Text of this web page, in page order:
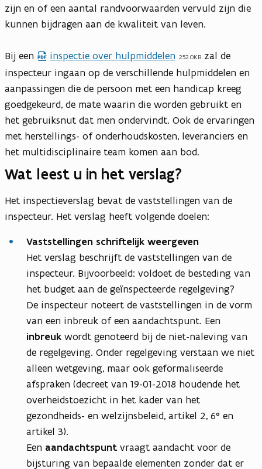
zijn en of een aantal randvoorwaarden vervuld zijn die
kunnen bijdragen aan de kwaliteit van leven.
Bij een inspectie over hulpmiddelen 252.0KB zal de
inspecteur ingaan op de verschillende hulpmiddelen en
aanpassingen die de persoon met een handicap kreeg
goedgekeurd, de mate waarin die worden gebruikt en
het gebruiksnut dat men ondervindt. Ook de ervaringen
met herstellings- of onderhoudskosten, leveranciers en
het multidisciplinaire team komen aan bod.
Wat leest u in het verslag?
Het inspectieverslag bevat de vaststellingen van de
inspecteur. Het verslag heeft volgende doelen:
Vaststellingen schriftelijk weergeven
Het verslag beschrijft de vaststellingen van de
inspecteur. Bijvoorbeeld: voldoet de besteding van
het budget aan de geïnspecteerde regelgeving?
De inspecteur noteert de vaststellingen in de vorm
van een inbreuk of een aandachtspunt. Een
inbreuk wordt genoteerd bij de niet-naleving van
de regelgeving. Onder regelgeving verstaan we niet
alleen wetgeving, maar ook geformaliseerde
afspraken (decreet van 19-01-2018 houdende het
overheidstoezicht in het kader van het
gezondheids- en welzijnsbeleid, artikel 2, 6° en
artikel 3).
Een aandachtspunt vraagt aandacht voor de
bijsturing van bepaalde elementen zonder dat er